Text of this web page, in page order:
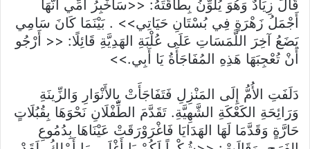
قَالَ زِيَادٌ وَهُوَ يُلَوِّنُ بِطَاقَتَهُ: <<سَأُخْبِرُ أُمِّي أَنَّهَا
أَجْمَلُ زَهْرَةٍ فِي بُسْتَانِ حَيَاتِي>> . بَيْنَمَا كَانَ سَامِي
يَضَعُ آخِرَ اللَّمَسَاتِ عَلَى عُلْبَةِ الهَدِيَّةِ قَائِلًا: << أَرْجُو
أَنْ تُعْجِبَهَا هَذِهِ المُفَاجَأَةُ يَا أَبِي.>>
دَلَفَتِ الأُمُّ إِلَى المَنْزِلِ فَتَفَاجَأَتْ بِالأَنْوَارِ وَالزِّينَةِ
وَرَائِحَةِ الكَعْكَةِ الشَّهِيَّةِ. تَقَدَّمَ الطِّفْلَانِ نَحْوَهَا بِقُبُلَاتٍ
حَارَّةٍ وَقَدَّمَا لَهَا الهَدَايَا فَاغْرَوْرَقَتْ عَيْنَاهَا بِدُمُوعِ